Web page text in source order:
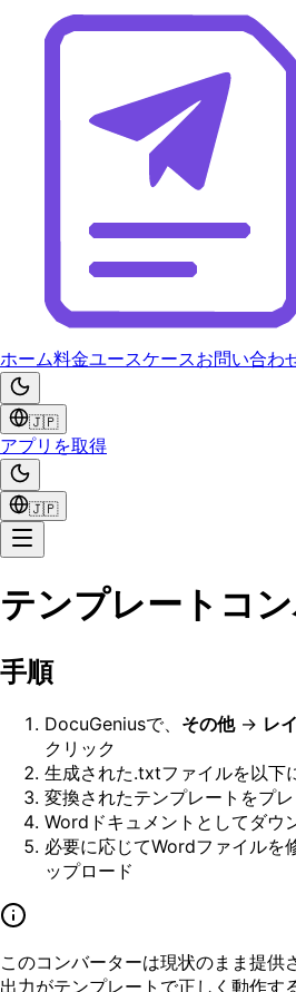
ホーム料金ユースケースお問い合わ
🇯🇵
アプリを取得
🇯🇵
テンプレートコ
手順
DocuGeniusで、 その他→ レ
クリック
生成された.txtファイルを以下
変換されたテンプレートをプ
Wordドキュメントとしてダウ
必要に応じてWordファイル
ップロード
このコンバーターは現状のまま提供
出力がテンプレートで正しく動作す